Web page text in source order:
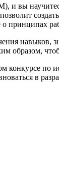
и вы
принципах
образом,
по
в